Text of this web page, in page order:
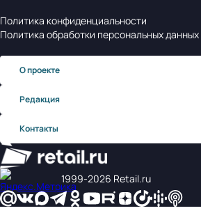
Политика конфиденциальности
Политика обработки персональных данных
О проекте
Редакция
Контакты
1999‑2026 Retail.ru